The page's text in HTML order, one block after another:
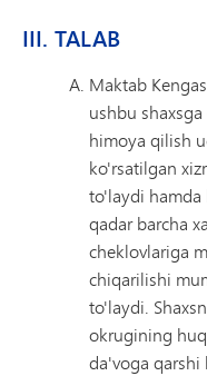
III. TALAB
Maktab
ushbu
himoya qilish
ko'rsatilgan
to'laydi
qadar barcha
cheklovlariga
chiqarilishi
to'laydi.
okrugining
da'voga